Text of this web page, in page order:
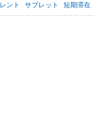
レント サブレット 短期滞在